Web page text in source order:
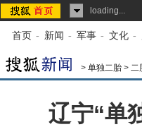
loading...
首页 - 新闻 - 军事 - 文化 -
> 单独二胎 > 二
辽宁“单